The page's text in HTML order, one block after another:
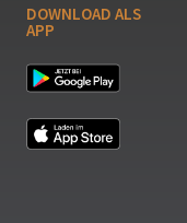
DOWNLOAD ALS
APP